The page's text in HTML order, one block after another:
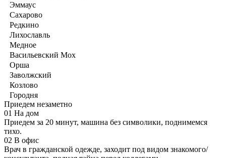
Эммаус
Сахарово
Редкино
Лихославль
Медное
Васильевский Мох
Орша
Заволжский
Козлово
Городня
Приедем незаметно
01 На дом
Приедем за 20 минут, машина без символики, поднимемся
тихо.
02 В офис
Врач в гражданской одежде, заходит под видом знакомого/